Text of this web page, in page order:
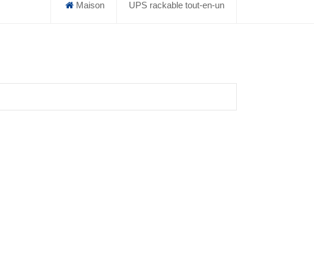
Maison UPS rackable tout-en-un